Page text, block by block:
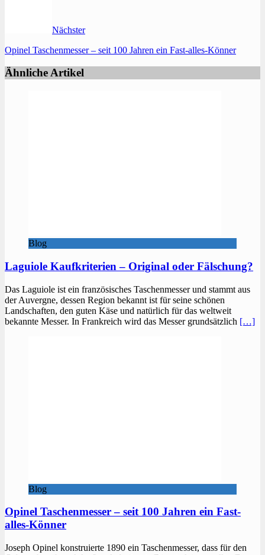
Nächster
Opinel Taschenmesser – seit 100 Jahren ein Fast-alles-Könner
Ähnliche Artikel
Blog
Laguiole Kaufkriterien – Original oder Fälschung?
Das Laguiole ist ein französisches Taschenmesser und stammt aus
der Auvergne, dessen Region bekannt ist für seine schönen
Landschaften, den guten Käse und natürlich für das weltweit
bekannte Messer. In Frankreich wird das Messer grundsätzlich […]
Blog
Opinel Taschenmesser – seit 100 Jahren ein Fast-
alles-Könner
Joseph Opinel konstruierte 1890 ein Taschenmesser, dass für den